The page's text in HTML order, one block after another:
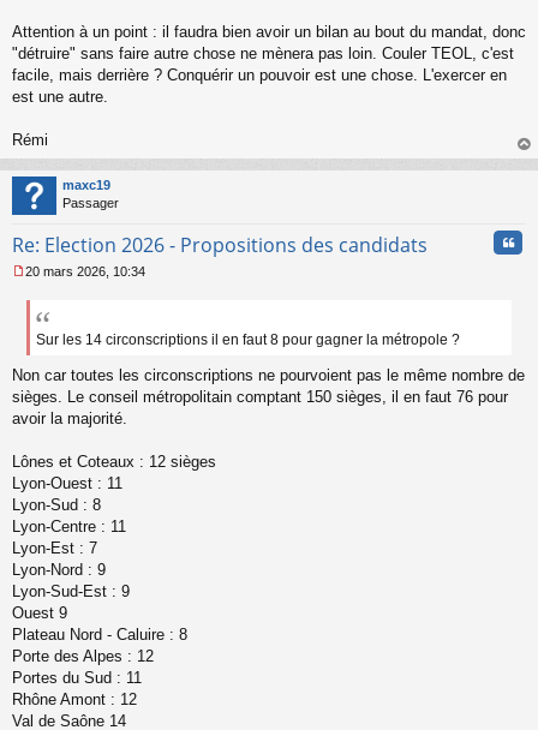
s
a
g
e
n
n
u
Attention à un point : il faudra bien avoir un bilan au bout du mandat, donc
"détruire" sans faire autre chose ne mènera pas loin. Couler TEOL, c'est
facile, mais derrière ? Conquérir un pouvoir est une chose. L'exercer en
est une autre.
Rémi
au
maxc19
Passager
Re: Election 2026 - Propositions des candidats
e
a
g
e
o
l
u
20 mars 2026, 10:34
Sur les 14 circonscriptions il en faut 8 pour gagner la métropole ?
Non car toutes les circonscriptions ne pourvoient pas le même nombre de
sièges. Le conseil métropolitain comptant 150 sièges, il en faut 76 pour
avoir la majorité.
Lônes et Coteaux : 12 sièges
Lyon-Ouest : 11
Lyon-Sud : 8
Lyon-Centre : 11
Lyon-Est : 7
Lyon-Nord : 9
Lyon-Sud-Est : 9
Ouest 9
Plateau Nord - Caluire : 8
Porte des Alpes : 12
Portes du Sud : 11
Rhône Amont : 12
Val de Saône 14